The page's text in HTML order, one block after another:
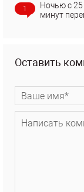
1
Ночью с
минут
Оставить